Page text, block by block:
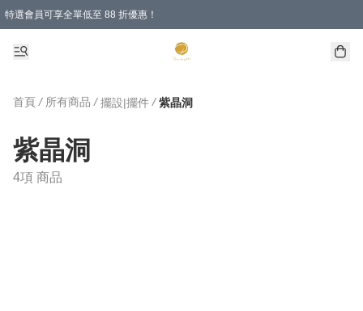
特選會員可享全單低至 88 折優惠！
首頁 / 所有商品 / 擺設|擺件 / 紫晶洞
紫晶洞
4項 商品